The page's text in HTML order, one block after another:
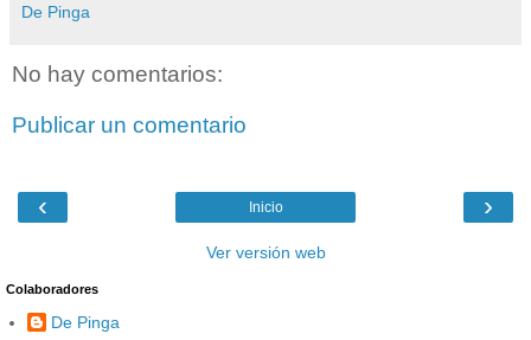
De Pinga
No hay comentarios:
Publicar un comentario
‹ ›
Inicio
Ver versión web
Colaboradores
De Pinga